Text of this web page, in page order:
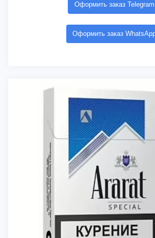
Оформить заказ Telegram
Оформить заказ